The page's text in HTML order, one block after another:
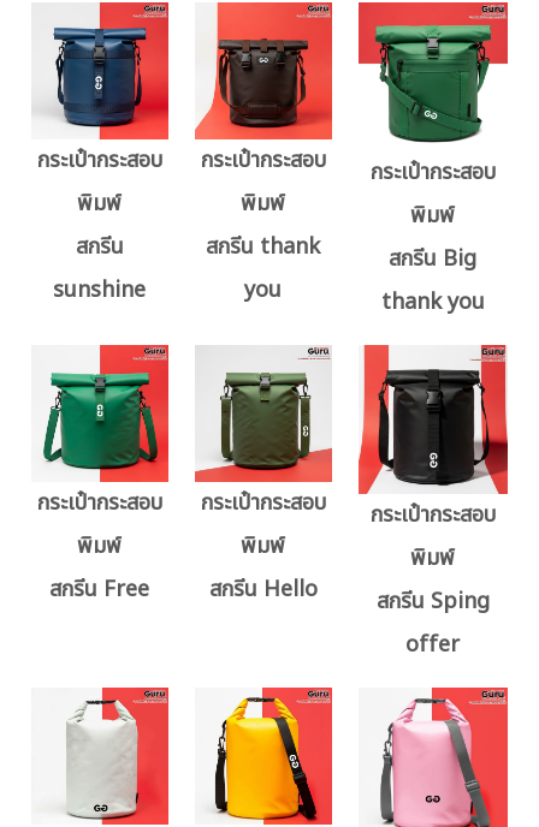
กระเป๋ากระสอบ
พิมพ์
สกรีน
sunshine
กระเป๋ากระสอบ
พิมพ์
สกรีน thank
you
กระเป๋ากระสอบ
พิมพ์
สกรีน Big
thank you
กระเป๋ากระสอบ
พิมพ์
สกรีน Free
กระเป๋ากระสอบ
พิมพ์
สกรีน Hello
กระเป๋ากระสอบ
พิมพ์
สกรีน Sping
offer